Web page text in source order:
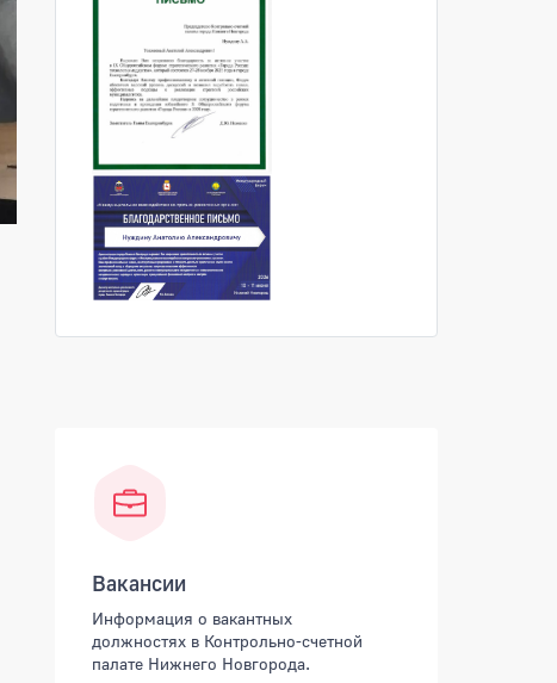
Вакансии
Информация о вакантных
должностях в Контрольно-счетной
палате Нижнего Новгорода.